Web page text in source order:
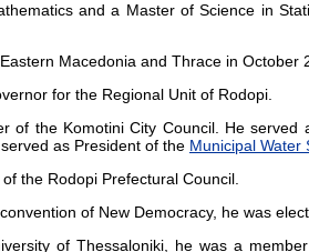
and a Master of Science in
Macedonia and Thrace in October
for the Regional Unit of Rodopi.
of the Komotini City Council. He
as President of the Municipal Water
the Rodopi Prefectural Council.
of New Democracy, he was
of Thessaloniki, he was a